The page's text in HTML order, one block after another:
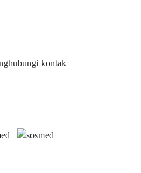
kontak